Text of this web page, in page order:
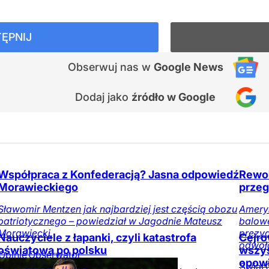
Obserwuj nas w Google News
Dodaj jako źródło w Google
z Konfederacją? Jasna odpowiedź
Mentzen jak najbardziej jest częścią obozu
– powiedział w Jagodnie Mateusz
Obserwator
Kraj
Świat
z łapanki, czyli katastrofa
po polsku